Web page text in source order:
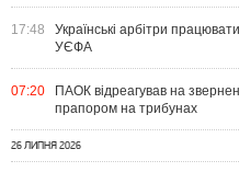
17:48
Українські арбітри
УЄФА
07:20
ПАОК відреагував на
прапором на трибунах
26 ЛИПНЯ 2026